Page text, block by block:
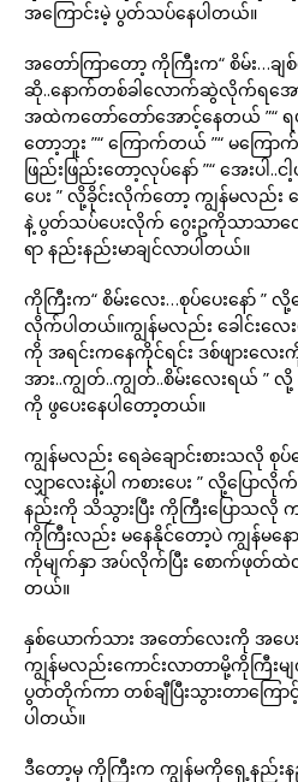
အကြောင်းမဲ့ ပွတ်သပ်နေပါတယ်။
အတော်ကြာတော့ ကိုကြီးက“ စိမ်း…ချ
ဆို..နောက်တစ်ခါလောက်ဆွဲလိုက်ရအော
အထဲကတော်တော်အောင့်နေတယ် ”“ ရ
တော့ဘူး ”“ ကြောက်တယ် ”“ မကြောက်
ဖြည်းဖြည်းတော့လုပ်နော် ”“ အေးပ
ပေး ” လို့ခိုင်းလိုက်တော့ ကျွန်မလည်း
နဲ့ ပွတ်သပ်ပေးလိုက် ဂွေးဥကိုသာသာ
ရာ နည်းနည်းမာချင်လာပါတယ်။
ကိုကြီးက“ စိမ်းလေး…စုပ်ပေးနော် ” လို့ပ
လိုက်ပါတယ်။ကျွန်မလည်း ခေါင်းလေ
ကို အရင်းကနေကိုင်ရင်း ဒစ်ဖျားလေ
အား..ကျွတ်..ကျွတ်..စိမ်းလေးရယ် ”
ကို ဖွပေးနေပါတော့တယ်။
ကျွန်မလည်း ရေခဲချောင်းစားသလို စုပ်
လျှာလေးနဲ့ပါ ကစားပေး ” လို့ပြော
နည်းကို သိသွားပြီး ကိုကြီးပြောသလို
ကိုကြီးလည်း မနေနိုင်တော့ပဲ ကျွန်မန
ကိုမျက်နှာ အပ်လိုက်ပြီး စောက်ဖုတ်ထဲ
တယ်။
နှစ်ယောက်သား အတော်လေးကို အပေ
ကျွန်မလည်းကောင်းလာတာမို့ကိုကြီး
ပွတ်တိုက်ကာ တစ်ချီပြီးသွားတာကြေ
ပါတယ်။
ဒီတော့မှ ကိုကြီးက ကျွန်မကိုရှေ့နည်း